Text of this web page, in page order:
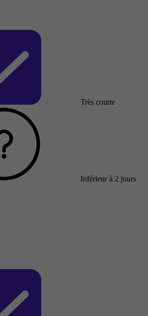
Très courte
Inférieur à 2 jours